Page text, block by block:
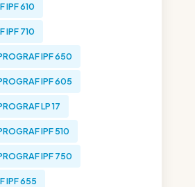
IPF 610
IPF 710
IPF 650
IPF 605
LP 17
IPF 510
IPF 750
IPF 655